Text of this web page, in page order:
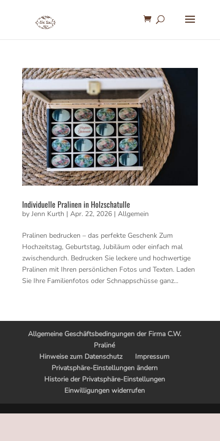
Individuelle Pralinen in Holzschatulle
by Jenn Kurth | Apr. 22, 2026| Allgemein
Pralinen bedrucken – das perfekte Geschenk Zum
Hochzeitstag, Geburtstag, Jubiläum oder einfach mal
zwischendurch. Bedrucken Sie leckere und hochwertige
Pralinen mit Ihren persönlichen Fotos und Texten. Laden
Sie Ihre Familienfotos oder Schnappschüsse ganz...
Allgemeine Geschäftsbedingungen der Firma C.W.
Praliné
Hinweise zum Datenschutz
Impressum
Privatsphäre-Einstellungen ändern
Historie der Privatsphäre-Einstellungen
Einwilligungen widerrufen